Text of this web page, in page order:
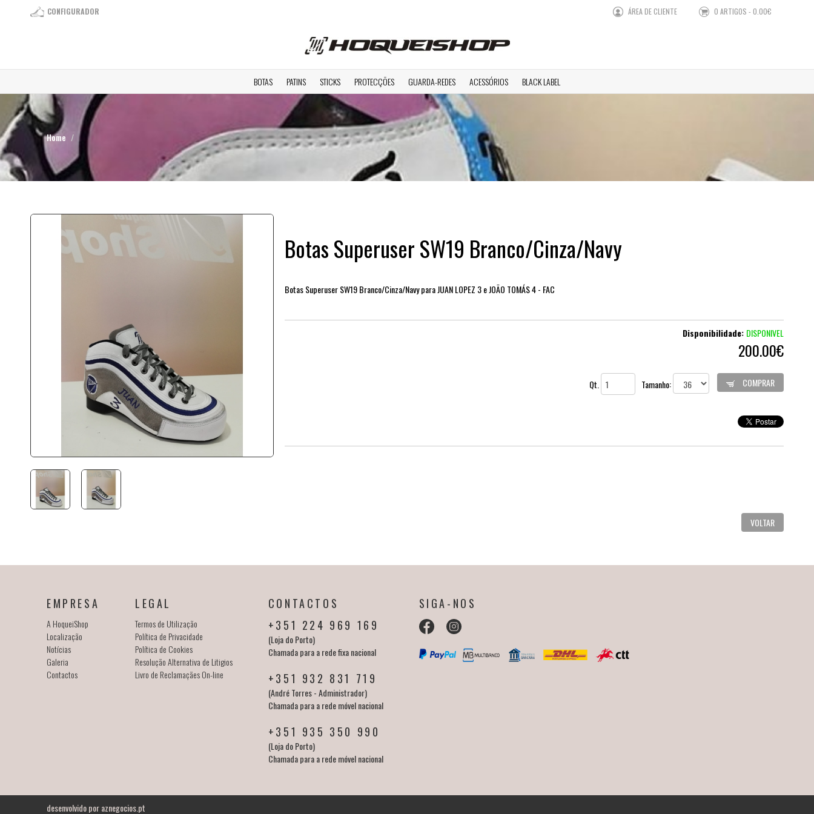
CONFIGURADOR ÁREA DE CLIENTE 0 ARTIGOS - 0.00€
BOTAS PATINS STICKS PROTECÇÕES GUARDA-REDES ACESSÓRIOS BLACK LABEL
Home
Botas Superuser SW19 Branco/Cinza/Navy
Botas Superuser SW19 Branco/Cinza/Navy para JUAN LOPEZ 3 e JOÃO TOMÁS 4 - FAC
Disponibilidade: DISPONIVEL
200.00€
Qt. Tamanho: COMPRAR
VOLTAR
EMPRESA
A HoqueiShop
Localização
Notícias
Galeria
Contactos
LEGAL
Termos de Utilização
Política de Privacidade
Política de Cookies
Resolução Alternativa de Litigios
Livro de Reclamaçães On-line
CONTACTOS
+351 224 969 169
(Loja do Porto)
Chamada para a rede fixa nacional
+351 932 831 719
(André Torres - Administrador)
Chamada para a rede móvel nacional
+351 935 350 990
(Loja do Porto)
Chamada para a rede móvel nacional
SIGA-NOS
desenvolvido poraznegocios.pt